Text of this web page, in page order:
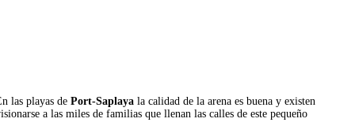
las playas de Port-Saplaya la calidad de la arena es buena y existen
a las miles de familias que llenan las calles de este pequeño